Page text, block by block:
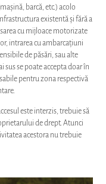
barcă, etc.) acolo
existentă și fără a
cu mijloace motorizate
intrarea cu ambarcațiuni
de păsări, sau alte
sus se poate accepta doar în
pentru zona respectivă
este interzis, trebuie să
de drept. Atunci
acestora nu trebuie